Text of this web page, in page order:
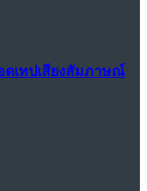
ดเทปเสียงสัมภาษณ์